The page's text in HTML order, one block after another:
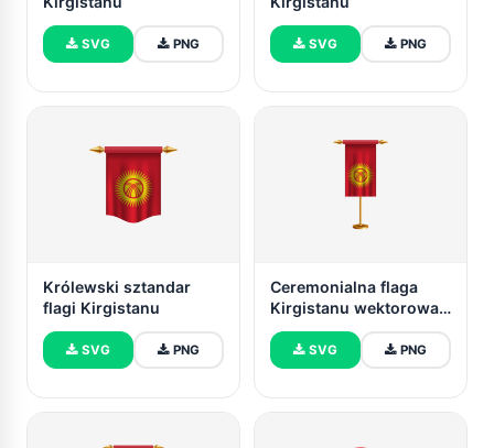
SVG PNG SVG PNG
Królewski sztandar
flagi Kirgistanu
SVG PNG
Ceremonialna flaga
Kirgistanu wektorowa
za darmo
SVG PNG